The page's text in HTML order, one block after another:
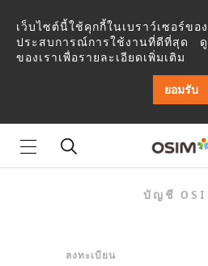
บัญชี
OSIM
เว็บไซต์นี้ใช้คุกกี้ในเบราว์เซอร์ข
ประสบการณ์การใช้งานที่ดีที่สุด ดู
ของเราเพื่อรายละเอียดเพิ่มเติม
ยอมรับ
บัญชี
ลงทะเบียน